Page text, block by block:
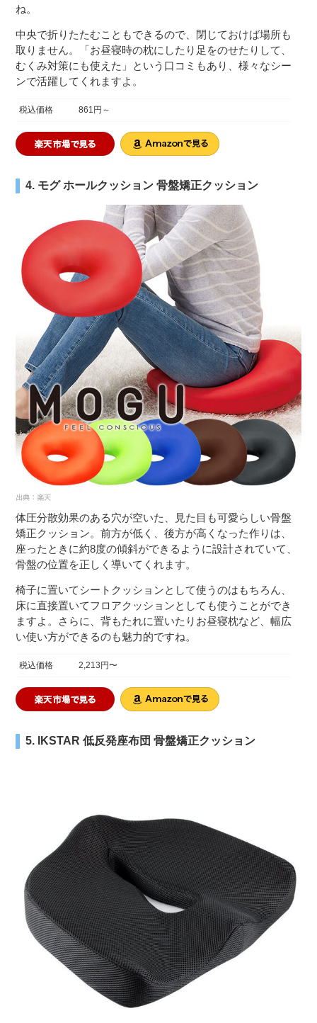
ね。
中央で折りたたむこともできるので、閉じておけば場所も
取りません。「お昼寝時の枕にしたり足をのせたりして、
むくみ対策にも使えた」という口コミもあり、様々なシー
ンで活躍してくれますよ。
税込価格 861円～
4. モグ ホールクッション 骨盤矯正クッション
体圧分散効果のある穴が空いた、見た目も可愛らしい骨盤
矯正クッション。前方が低く、後方が高くなった作りは、
座ったときに約8度の傾斜ができるように設計されていて、
骨盤の位置を正しく導いてくれます。
椅子に置いてシートクッションとして使うのはもちろん、
床に直接置いてフロアクッションとしても使うことができ
ますよ。さらに、背もたれに置いたりお昼寝枕など、幅広
い使い方ができるのも魅力的ですね。
税込価格 2,213円〜
5. IKSTAR 低反発座布団 骨盤矯正クッション